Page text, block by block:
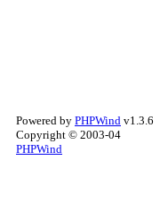
Powered by PHPWind v1.3.6
Copyright © 2003-04
PHPWind